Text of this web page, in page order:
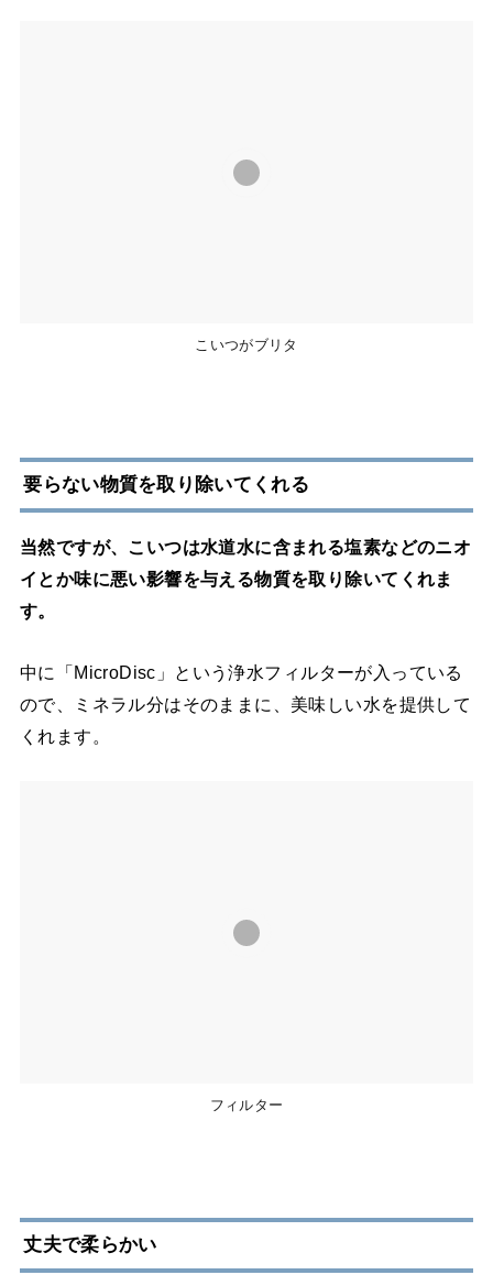
こいつがブリタ
要らない物質を取り除いてくれる
当然ですが、こいつは水道水に含まれる塩素などのニオ
イとか味に悪い影響を与える物質を取り除いてくれま
す。
中に「MicroDisc」という浄水フィルターが入っている
ので、ミネラル分はそのままに、美味しい水を提供して
くれます。
フィルター
丈夫で柔らかい